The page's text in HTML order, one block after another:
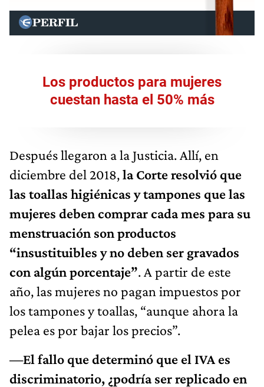
Los productos para mujeres
cuestan hasta el 50% más
Después llegaron a la Justicia. Allí, en
diciembre del 2018,la Corte resolvió que
las toallas higiénicas y tampones que las
mujeres deben comprar cada mes para su
menstruación son productos
“insustituibles y no deben ser gravados
con algún porcentaje”. A partir de este
año, las mujeres no pagan impuestos por
los tampones y toallas, “aunque ahora la
pelea es por bajar los precios”.
—El fallo que determinó que el IVA es
discriminatorio, ¿podría ser replicado en